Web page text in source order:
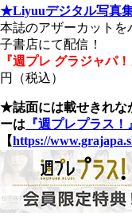
★Liyuuデジタル写真
本誌のアザーカット
子書店にて配信！
『週プレ グラジャパ
円（税込）
★誌面には載せきれな
ーは 『週プレプラス！
【https://